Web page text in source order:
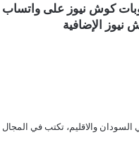
كوش نيوز على واتساب
نيوز الإضافية
والاقليم، تكتب في المجال